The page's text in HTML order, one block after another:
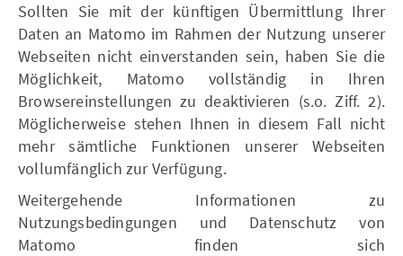
Sollten Sie mit der künftigen Übermittlung Ihrer
Daten an Matomo im Rahmen der Nutzung unserer
Webseiten nicht einverstanden sein, haben Sie die
Möglichkeit, Matomo vollständig in Ihren
Browsereinstellungen zu deaktivieren (s.o. Ziff. 2).
Möglicherweise stehen Ihnen in diesem Fall nicht
mehr sämtliche Funktionen unserer Webseiten
vollumfänglich zur Verfügung.
Weitergehende Informationen zu
Nutzungsbedingungen und Datenschutz von
Matomo finden sich